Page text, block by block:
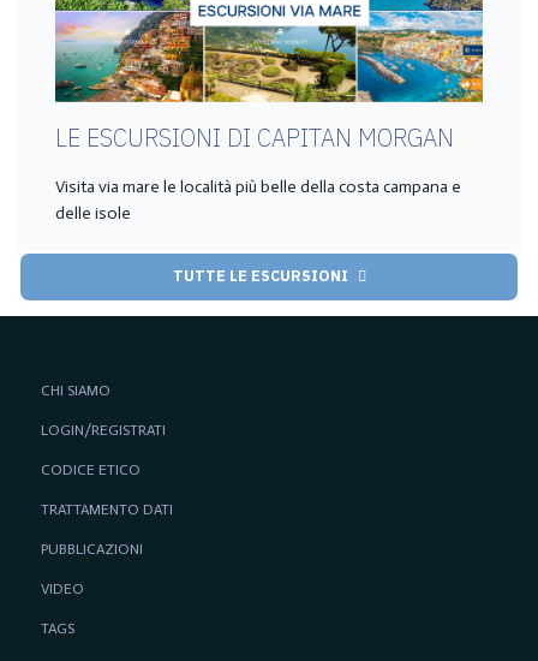
LE ESCURSIONI DI CAPITAN MORGAN
Visita via mare le località più belle della costa campana e
delle isole
TUTTE LE ESCURSIONI
CHI SIAMO
LOGIN/REGISTRATI
CODICE ETICO
TRATTAMENTO DATI
PUBBLICAZIONI
VIDEO
TAGS